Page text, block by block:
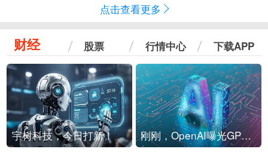
点击查看更多
财经 股票 行情中心 下载APP
宇树科技，今日打新！ 刚刚，OpenAI曝光GPT-6！传10万亿参数，8月强行发布